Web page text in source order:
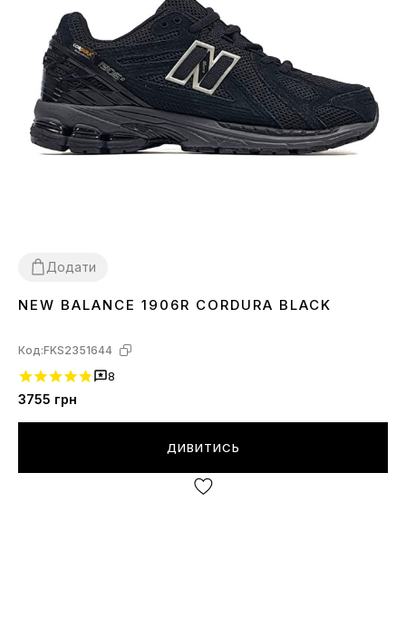
Додати
41
NEW BALANCE 1906R CORDURA BLACK
Код:FKS2351644
8
3755 грн
ДИВИТИСЬ